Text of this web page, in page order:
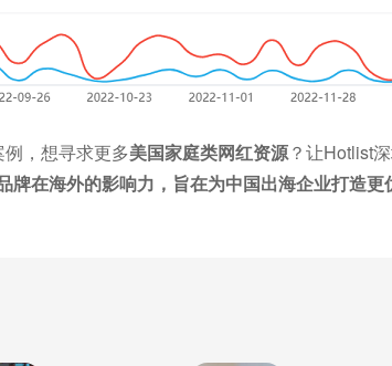
，想寻求更多美国家庭类网红资源？让Hotlist
牌在海外的影响力，旨在为中国出海企业打造更